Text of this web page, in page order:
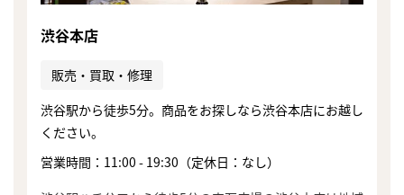
渋谷本店
販売・買取・修理
渋谷駅から徒歩5分。商品をお探しなら渋谷本店にお越し
ください。
営業時間：11:00 - 19:30（定休日：なし）
かんたん30秒でお試し査定